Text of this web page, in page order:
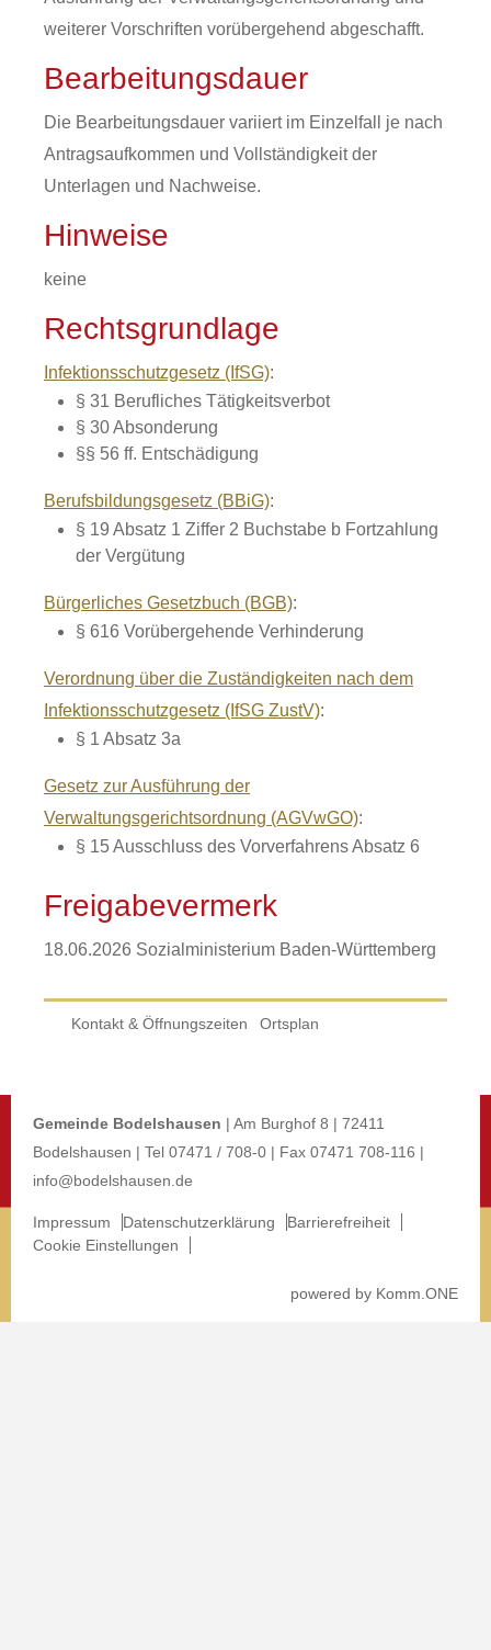
weiterer Vorschriften vorübergehend abgeschafft.
Bearbeitungsdauer
Die Bearbeitungsdauer variiert im Einzelfall je nach
Antragsaufkommen und Vollständigkeit der
Unterlagen und Nachweise.
Hinweise
keine
Rechtsgrundlage
Infektionsschutzgesetz (IfSG):
§ 31 Berufliches Tätigkeitsverbot
§ 30 Absonderung
§§ 56 ff. Entschädigung
Berufsbildungsgesetz (BBiG):
§ 19 Absatz 1 Ziffer 2 Buchstabe b Fortzahlung
der Vergütung
Bürgerliches Gesetzbuch (BGB):
§ 616 Vorübergehende Verhinderung
Verordnung über die Zuständigkeiten nach dem
Infektionsschutzgesetz (IfSG ZustV):
§ 1 Absatz 3a
Gesetz zur Ausführung der
Verwaltungsgerichtsordnung (AGVwGO):
§ 15Ausschluss des VorverfahrensAbsatz 6
Freigabevermerk
18.06.2026 Sozialministerium Baden-Württemberg
Kontakt & Öffnungszeiten Ortsplan
Gemeinde Bodelshausen | Am Burghof 8 | 72411
Bodelshausen | Tel 07471 / 708-0 | Fax 07471 708-116 |
info@bodelshausen.de
Impressum Datenschutzerklärung
Barrierefreiheit
Cookie Einstellungen
powered by Komm.ONE